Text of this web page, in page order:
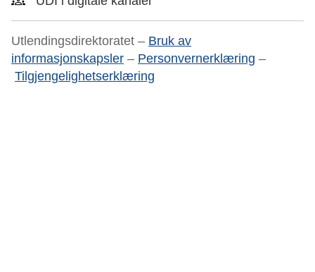
Utlendingsdirektoratet – Bruk av
informasjonskapsler – Personvernerklæring –
Tilgjengelighetserklæring